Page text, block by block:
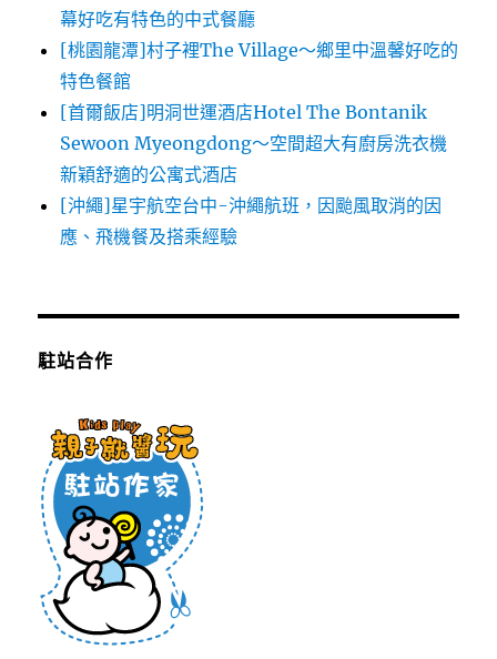
幕好吃有特色的中式餐廳
[桃園龍潭]村子裡The Village～鄉里中溫馨好吃的
特色餐館
[首爾飯店]明洞世運酒店Hotel The Bontanik
Sewoon Myeongdong～空間超大有廚房洗衣機
新穎舒適的公寓式酒店
[沖繩]星宇航空台中-沖繩航班，因颱風取消的因
應、飛機餐及搭乘經驗
駐站合作